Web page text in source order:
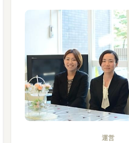
運営